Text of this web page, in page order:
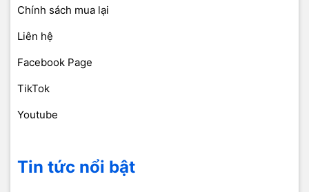
Chính sách mua lại
Liên hệ
Facebook Page
TikTok
Youtube
Tin tức nổi bật